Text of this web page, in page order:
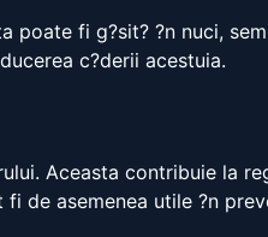
fi g?sit? ?n nuci,
c?derii acestuia.
Aceasta contribuie la
de asemenea utile ?n